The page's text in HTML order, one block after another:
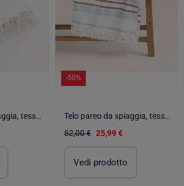
Telo pareo da spiaggia, tessuto in rilievo, fouta - Gamusi.
-50%
Telo pareo da spiaggia, tessuto in rilievo, fouta - Gamusi.
52,00 € 25,99 €
Vedi prodotto